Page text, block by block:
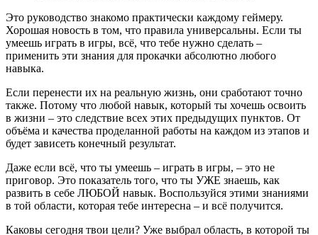
Это руководство знакомо практически каждому геймеру.
Хорошая новость в том, что правила универсальны. Если ты
умеешь играть в игры, всё, что тебе нужно сделать –
применить эти знания для прокачки абсолютно любого
навыка.
Если перенести их на реальную жизнь, они сработают точно
также. Потому что любой навык, который ты хочешь освоить
в жизни – это следствие всех этих предыдущих пунктов. От
объёма и качества проделанной работы на каждом из этапов и
будет зависеть конечный результат.
Даже если всё, что ты умеешь – играть в игры, – это не
приговор. Это показатель того, что ты УЖЕ знаешь, как
развить в себе ЛЮБОЙ навык. Воспользуйся этими знаниями
в той области, которая тебе интересна – и всё получится.
Каковы сегодня твои цели? Уже выбрал область, в которой ты